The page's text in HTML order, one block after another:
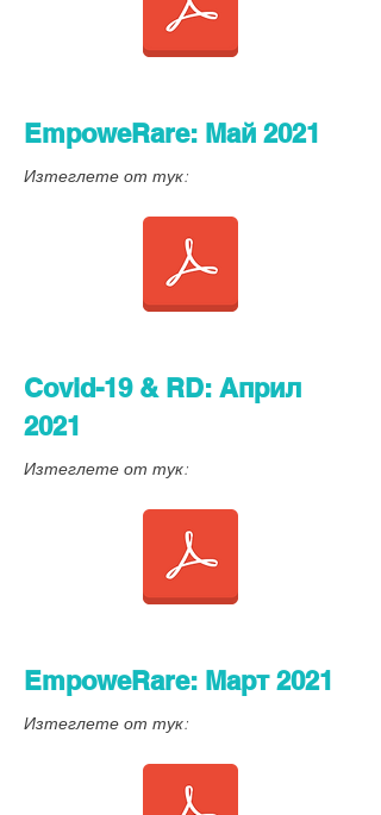
EmpoweRare: Май 2021
Изтеглете от тук:
Covid-19 & RD: Април
2021
Изтеглете от тук:
EmpoweRare: Март 2021
Изтеглете от тук: